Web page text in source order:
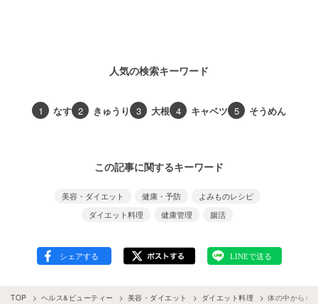
人気の検索キーワード
1 なす 2 きゅうり 3 大根 4 キャベツ 5 そうめん
この記事に関するキーワード
美容・ダイエット 健康・予防
よみものレシピ
ダイエット料理
健康管理 腸活
TOP ヘルス&ビューティー 美容・ダイエット ダイエット料理 体の中からキ